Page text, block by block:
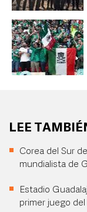
LEE
Corea del Sur
mundialista de
Estadio
primer juego del